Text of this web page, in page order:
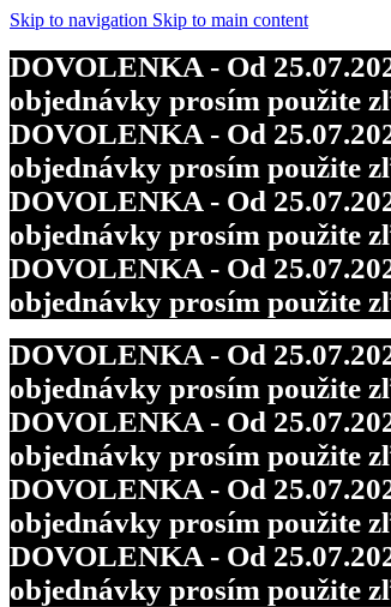
Skip to navigation Skip to main content
DOVOLENKA - Od
objednávky prosím použite
DOVOLENKA - Od
objednávky prosím použite
DOVOLENKA - Od
objednávky prosím použite
DOVOLENKA - Od
objednávky prosím použite
DOVOLENKA - Od
objednávky prosím použite
DOVOLENKA - Od
objednávky prosím použite
DOVOLENKA - Od
objednávky prosím použite
DOVOLENKA - Od
objednávky prosím použite